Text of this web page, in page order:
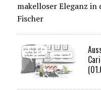
makelloser Eleganz in
Fischer